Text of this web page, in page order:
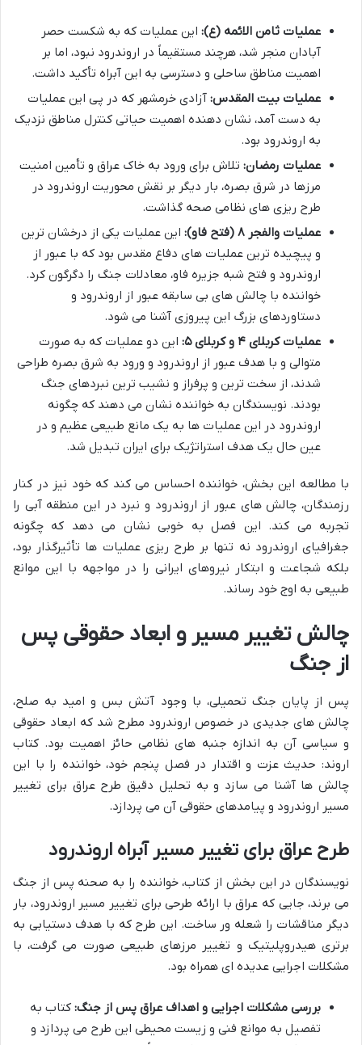
عملیات ثامن الائمه (ع): این عملیات که به شکست حصر
آبادان منجر شد، هرچند مستقیماً در اروندرود نبود، اما بر
اهمیت مناطق ساحلی و دسترسی به این آبراه تأکید داشت.
عملیات بیت المقدس: آزادی خرمشهر که در پی این عملیات
به دست آمد، نشان دهنده اهمیت حیاتی کنترل مناطق نزدیک
به اروندرود بود.
عملیات رمضان: تلاش برای ورود به خاک عراق و تأمین امنیت
مرزها در شرق بصره، بار دیگر بر نقش محوریت اروندرود در
طرح ریزی های نظامی صحه گذاشت.
عملیات والفجر ۸ (فتح فاو):
این عملیات یکی از درخشان ترین
و پیچیده ترین عملیات های دفاع مقدس بود که با عبور از
اروندرود و فتح شبه جزیره فاو، معادلات جنگ را دگرگون کرد.
خواننده با چالش های بی سابقه عبور از اروندرود و
دستاوردهای بزرگ این پیروزی آشنا می شود.
عملیات کربلای ۴ و کربلای ۵:
این دو عملیات که به صورت
متوالی و با هدف عبور از اروندرود و ورود به شرق بصره طراحی
شدند، از سخت ترین و پرفراز و نشیب ترین نبردهای جنگ
بودند. نویسندگان به خواننده نشان می دهند که چگونه
اروندرود در این عملیات ها به یک مانع طبیعی عظیم و در
عین حال یک هدف استراتژیک برای ایران تبدیل شد.
با مطالعه این بخش، خواننده احساس می کند که خود نیز در کنار
رزمندگان، چالش های عبور از اروندرود و نبرد در این منطقه آبی را
تجربه می کند. این فصل به خوبی نشان می دهد که چگونه
جغرافیای اروندرود نه تنها بر طرح ریزی عملیات ها تأثیرگذار بود،
بلکه شجاعت و ابتکار نیروهای ایرانی را در مواجهه با این موانع
طبیعی به اوج خود رساند.
چالش تغییر مسیر و ابعاد حقوقی پس
از جنگ
پس از پایان جنگ تحمیلی، با وجود آتش بس و امید به صلح،
چالش های جدیدی در خصوص اروندرود مطرح شد که ابعاد حقوقی
و سیاسی آن به اندازه جنبه های نظامی حائز اهمیت بود. کتاب
اروند: حدیث عزت و اقتدار در فصل پنجم خود، خواننده را با این
چالش ها آشنا می سازد و به تحلیل دقیق طرح عراق برای تغییر
مسیر اروندرود و پیامدهای حقوقی آن می پردازد.
طرح عراق برای تغییر مسیر آبراه اروندرود
نویسندگان در این بخش از کتاب، خواننده را به صحنه پس از جنگ
می برند، جایی که عراق با ارائه طرحی برای تغییر مسیر اروندرود، بار
دیگر مناقشات را شعله ور ساخت. این طرح که با هدف دستیابی به
برتری هیدروپلیتیک و تغییر مرزهای طبیعی صورت می گرفت، با
مشکلات اجرایی عدیده ای همراه بود.
بررسی مشکلات اجرایی و اهداف عراق پس از جنگ: کتاب به
تفصیل به موانع فنی و زیست محیطی این طرح می پردازد و